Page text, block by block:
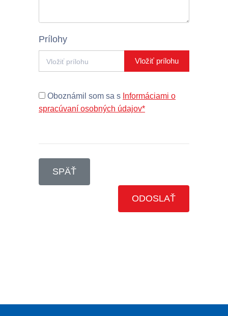
Prílohy
Vložiť prílohu
Oboznámil som sa s Informáciami o
spracúvaní osobných údajov*
SPÄŤ